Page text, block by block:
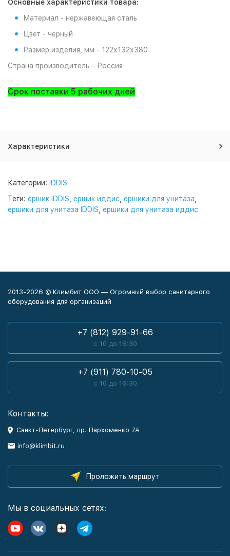
Основные характеристики товара:
Материал - нержавеющая сталь
Цвет - черный
Размер изделия, мм - 122х132х380
Страна производитель – Россия
Срок поставки 5 рабочих дней
Характеристики
Категории:
IDDIS
Теги: ершик IDDIS ершик иддис ершики для унитаза
ершики для унитаза IDDIS ершики для унитаза иддис
2013-2026 © Климбит ООО — Огромный выбор санитарного
оборудования для организаций
+7 (812) 929-91-66
с 10 до 16:30
+7 (911) 780-10-05
с 10 до 16:30
Контакты:
Санкт-Петербург, пр. Пархоменко 7А
info@klimbit.ru
Проложить маршрут
Мы в социальных сетях: